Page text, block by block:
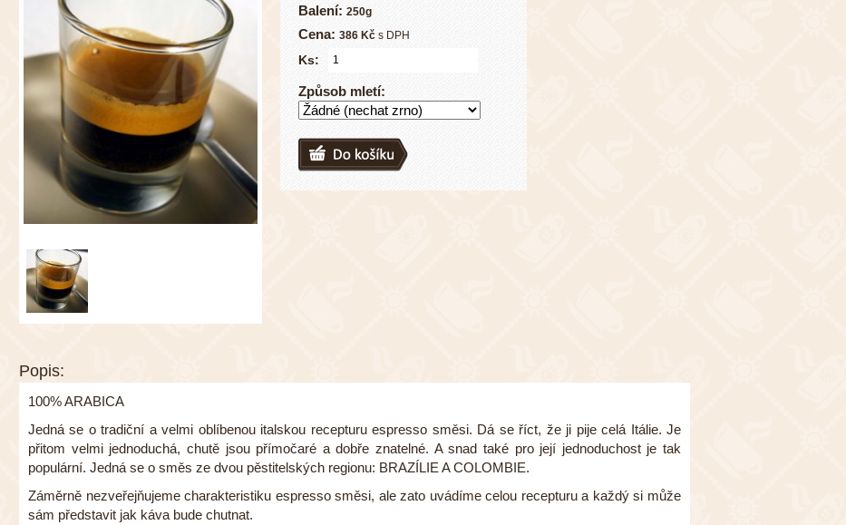
Balení: 250g
Cena: 386 Kč s DPH
Ks:
Způsob mletí:
Popis:
100% ARABICA
Jedná se o tradiční a velmi oblíbenou italskou recepturu espresso směsi. Dá se říct, že ji pije celá Itálie. Je
přitom velmi jednoduchá, chutě jsou přímočaré a dobře znatelné. A snad také pro její jednoduchost je tak
populární. Jedná se o směs ze dvou pěstitelských regionu: BRAZÍLIE A COLOMBIE.
Záměrně nezveřejňujeme charakteristiku espresso směsi, ale zato uvádíme celou recepturu a každý si může
sám představit jak káva bude chutnat.